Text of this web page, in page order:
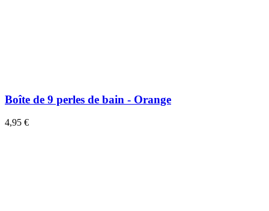
Boîte de 9 perles de bain - Orange
4,95 €